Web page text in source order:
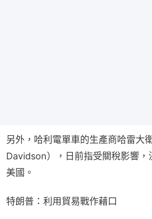
另外，哈利電單車的生產商哈雷大
Davidson），日前指受關稅影響，
美國。
特朗普：利用貿易戰作藉口